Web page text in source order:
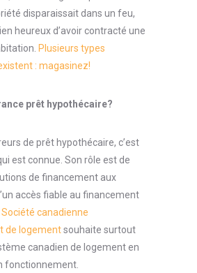
disparaissait dans un feu,
heureux d’avoir contracté une
Plusieurs types
: magasinez!
prêt hypothécaire?
de prêt hypothécaire, c’est
est connue. Son rôle est de
de financement aux
accès fiable au financement
Société canadienne
de logementsouhaite surtout
canadien de logement en
fonctionnement.